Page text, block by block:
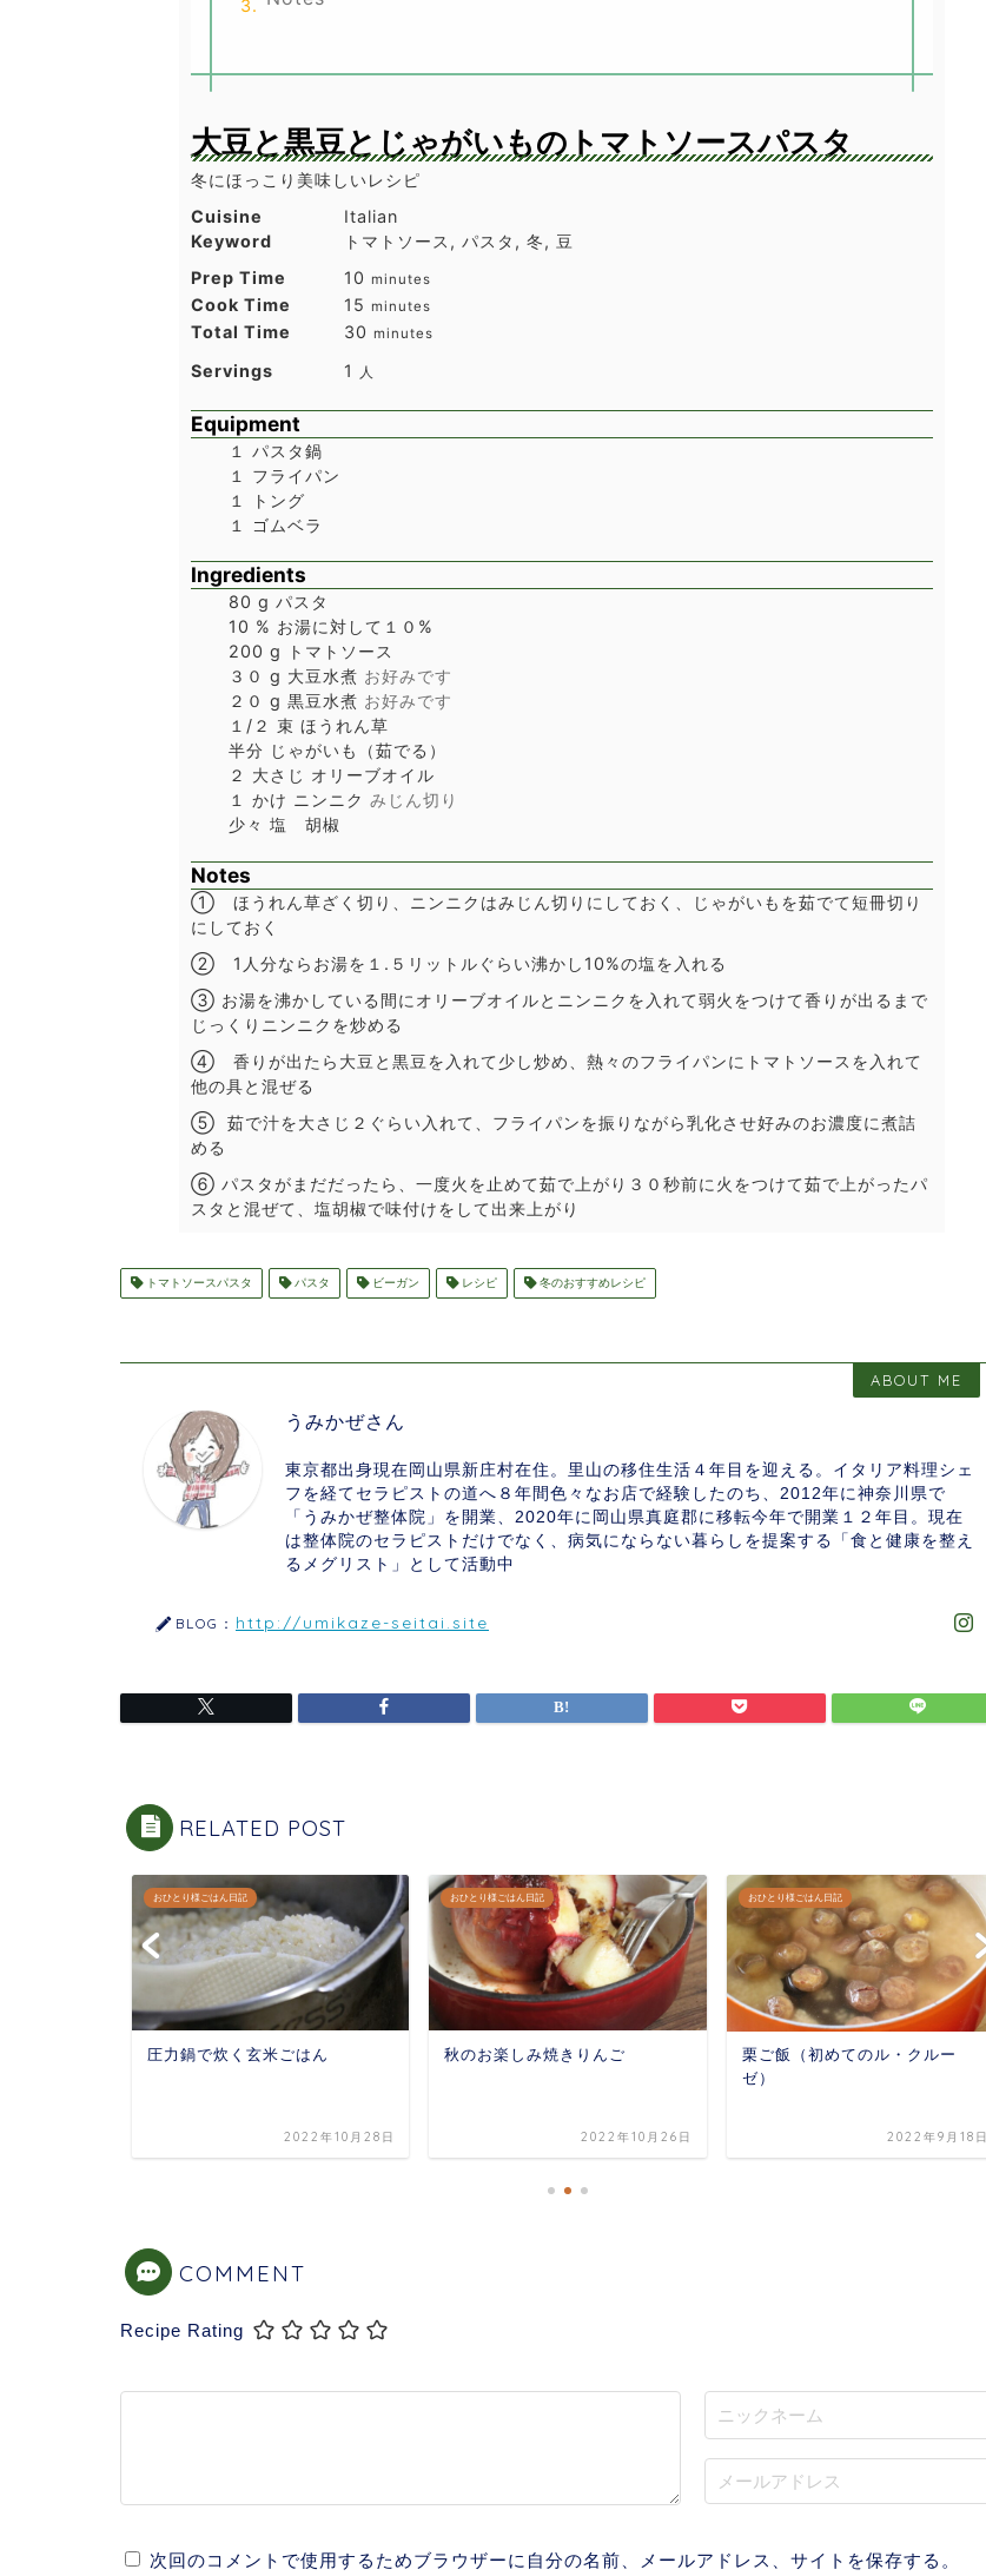
大豆と黒豆とじゃがいものトマトソースパスタ
冬にほっこり美味しいレシピ
Cuisine
Italian
Keyword
トマトソース, パスタ, 冬, 豆
Prep Time
10 minutes
minutes
Cook Time 15 minutes
minutes
Total Time 30 minutes
minutes
Servings 1 人
Equipment
１ パスタ鍋
１ フライパン
１ トング
１ ゴムベラ
Ingredients
80 g パスタ
10 % お湯に対して１０%
200 g
トマトソース
３０ g 大豆水煮 お好みです
２０ g 黒豆水煮 お好みです
１/２ 束 ほうれん草
半分 じゃがいも（茹でる）
２ 大さじ オリーブオイル
１ かけ ニンニク みじん切り
少々 塩 胡椒
Notes
① ほうれん草ざく切り、ニンニクはみじん切りにしておく、じゃがいもを茹でて短冊切り
にしておく
② 1人分ならお湯を１.５リットルぐらい沸かし10%の塩を入れる
③ お湯を沸かしている間にオリーブオイルとニンニクを入れて弱火をつけて香りが出るまで
じっくりニンニクを炒める
④ 香りが出たら大豆と黒豆を入れて少し炒め、熱々のフライパンにトマトソースを入れて
他の具と混ぜる
⑤ 茹で汁を大さじ２ぐらい入れて、フライパンを振りながら乳化させ好みのお濃度に煮詰
める
⑥ パスタがまだだったら、一度火を止めて茹で上がり３０秒前に火をつけて茹で上がったパ
スタと混ぜて、塩胡椒で味付けをして出来上がり
トマトソースパスタ パスタ ビーガン レシピ 冬のおすすめレシピ
ABOUT ME
うみかぜさん
東京都出身現在岡山県新庄村在住。里山の移住生活４年目を迎える。イタリア料理シェ
フを経てセラピストの道へ８年間色々なお店で経験したのち、2012年に神奈川県で
「うみかぜ整体院」を開業、2020年に岡山県真庭郡に移転今年で開業１２年目。現在
は整体院のセラピストだけでなく、病気にならない暮らしを提案する「食と健康を整え
るメグリスト」として活動中
BLOG： http://umikaze-seitai.site
RELATED POST
おひとり様ごはん日記
圧力鍋で炊く玄米ごはん
2022年10月28日
おひとり様ごはん日記
秋のお楽しみ焼きりんご
2022年10月26日
おひとり様ごはん日記
栗ご飯（初めてのル・クルー
ゼ）
2022年9月18日
COMMENT
Recipe Rating
次回のコメントで使用するためブラウザーに自分の名前、メールアドレス、サイトを保存する。